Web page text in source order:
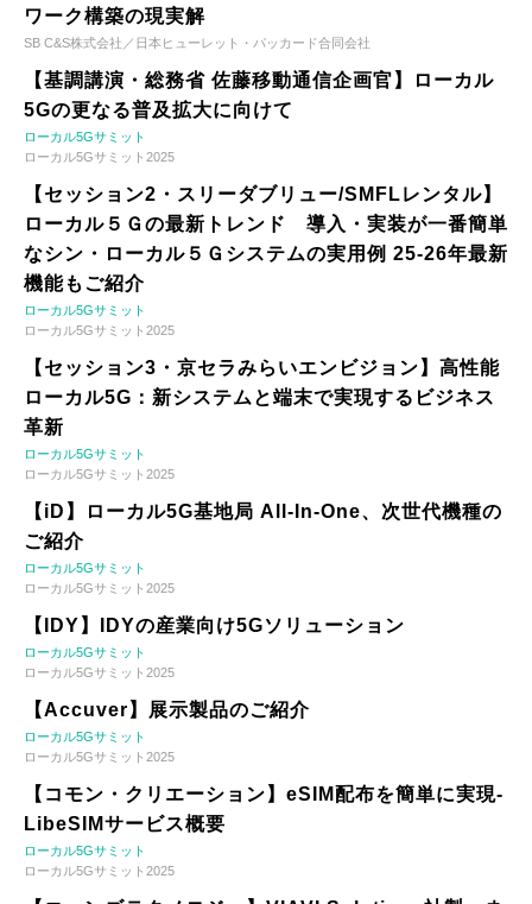
ワーク構築の現実解
SB C&S株式会社／日本ヒューレット・パッカード合同会社
【基調講演・総務省 佐藤移動通信企画官】ローカル
5Gの更なる普及拡大に向けて
ローカル5Gサミット
ローカル5Gサミット2025
【セッション2・スリーダブリュー/SMFLレンタル】
ローカル５Ｇの最新トレンド 導入・実装が一番簡単
なシン・ローカル５Ｇシステムの実用例 25-26年最新
機能もご紹介
ローカル5Gサミット
ローカル5Gサミット2025
【セッション3・京セラみらいエンビジョン】高性能
ローカル5G：新システムと端末で実現するビジネス
革新
ローカル5Gサミット
ローカル5Gサミット2025
【iD】ローカル5G基地局 All-In-One、次世代機種の
ご紹介
ローカル5Gサミット
ローカル5Gサミット2025
【IDY】IDYの産業向け5Gソリューション
ローカル5Gサミット
ローカル5Gサミット2025
【Accuver】展示製品のご紹介
ローカル5Gサミット
ローカル5Gサミット2025
【コモン・クリエーション】eSIM配布を簡単に実現-
LibeSIMサービス概要
ローカル5Gサミット
ローカル5Gサミット2025